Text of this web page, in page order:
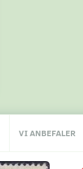
VI ANBEFALER